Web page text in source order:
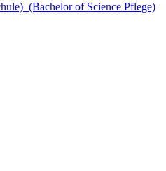
(Bachelor of Science Pflege)